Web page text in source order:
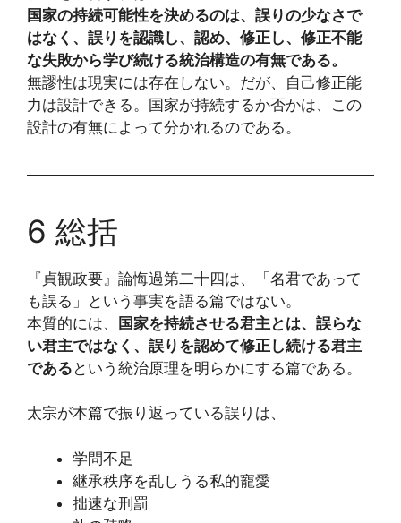
国家の持続可能性を決めるのは、誤りの少なさで
はなく、誤りを認識し、認め、修正し、修正不能
な失敗から学び続ける統治構造の有無である。
無謬性は現実には存在しない。だが、自己修正能
力は設計できる。国家が持続するか否かは、この
設計の有無によって分かれるのである。
6 総括
『貞観政要』論悔過第二十四は、「名君であって
も誤る」という事実を語る篇ではない。
本質的には、
国家を持続させる君主とは、誤らな
い君主ではなく、誤りを認めて修正し続ける君主
である という統治原理を明らかにする篇である。
太宗が本篇で振り返っている誤りは、
学問不足
継承秩序を乱しうる私的寵愛
拙速な刑罰